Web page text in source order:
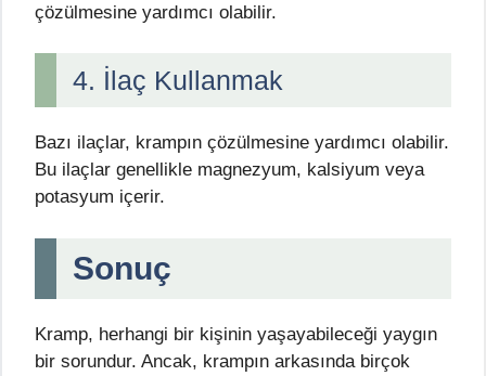
çözülmesine yardımcı olabilir.
4. İlaç Kullanmak
Bazı ilaçlar, krampın çözülmesine yardımcı olabilir.
Bu ilaçlar genellikle magnezyum, kalsiyum veya
potasyum içerir.
Sonuç
Kramp, herhangi bir kişinin yaşayabileceği yaygın
bir sorundur. Ancak, krampın arkasında birçok